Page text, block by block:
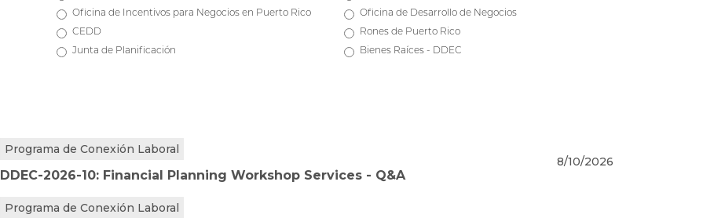
Oficina de Incentivos para Negocios en Puerto Rico
Oficina de Desarrollo de Negocios
CEDD
Rones de Puerto Rico
Junta de Planificación
Bienes Raíces - DDEC
Programa de Conexión Laboral
DDEC-2026-10: Financial Planning Workshop Services - Q&A
8/10/2026
Programa de Conexión Laboral